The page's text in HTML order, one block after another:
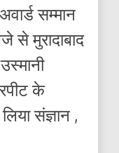
सम्मान
से मुरादाबाद
के
संज्ञान ,